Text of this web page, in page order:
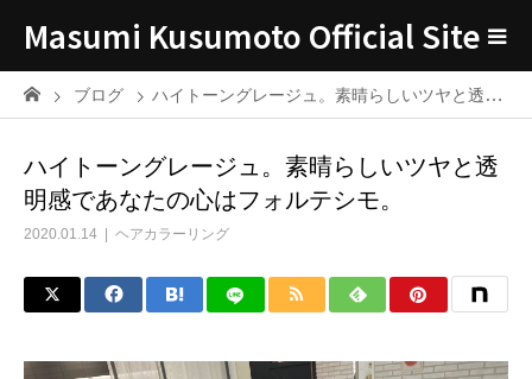
Masumi Kusumoto Official Site
ブログ ハイトーングレージュ。素晴らしいツヤと透明感であなたの心はフォルテシモ。
ハイトーングレージュ。素晴らしいツヤと透
明感であなたの心はフォルテシモ。
2020.01.14 ヘアカラーリング